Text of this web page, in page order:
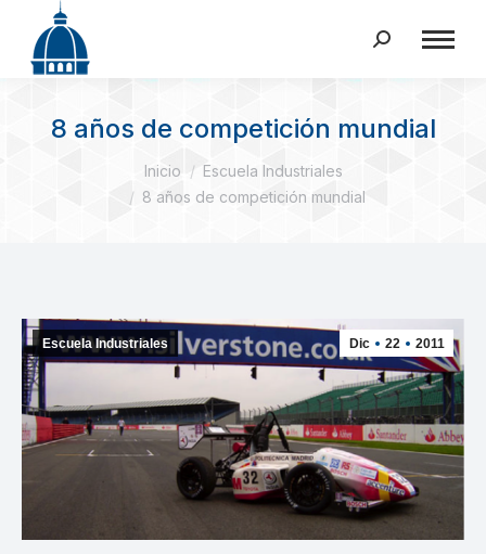
Buscar:
8 años de competición mundial
Inicio
Escuela Industriales
8 años de competición mundial
Dic 22 2011
Escuela Industriales